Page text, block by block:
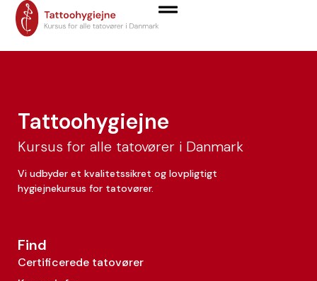
Sofie Spo
Tattoohygiejne
Kursus for alle tatovører i Danmark
Vi udbyder et kvalitetssikret og lovpligtigt
hygiejnekursus for tatovører.
Find
Certificerede tatovører